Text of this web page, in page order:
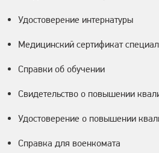
Удостоверение интернатуры
Медицинский сертификат
Справки об обучении
Свидетельство о повышении
Удостоверение о повышении
Справка для военкомата